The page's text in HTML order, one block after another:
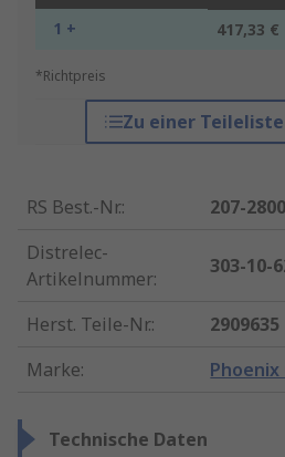
1 + 417,33 €
*Richtpreis
Zu einer
RS Best.-Nr.:
207-2800
Distrelec-
Artikelnummer:
303-10-
Herst. Teile-Nr.:
2909635
Marke:
Technische Daten